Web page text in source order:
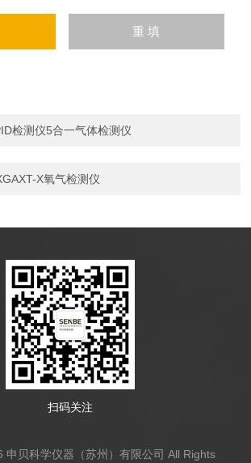
检测仪5合一气体检测仪
X氧气检测仪
扫码关注
申贝科学仪器（苏州）有限公司 All Rights